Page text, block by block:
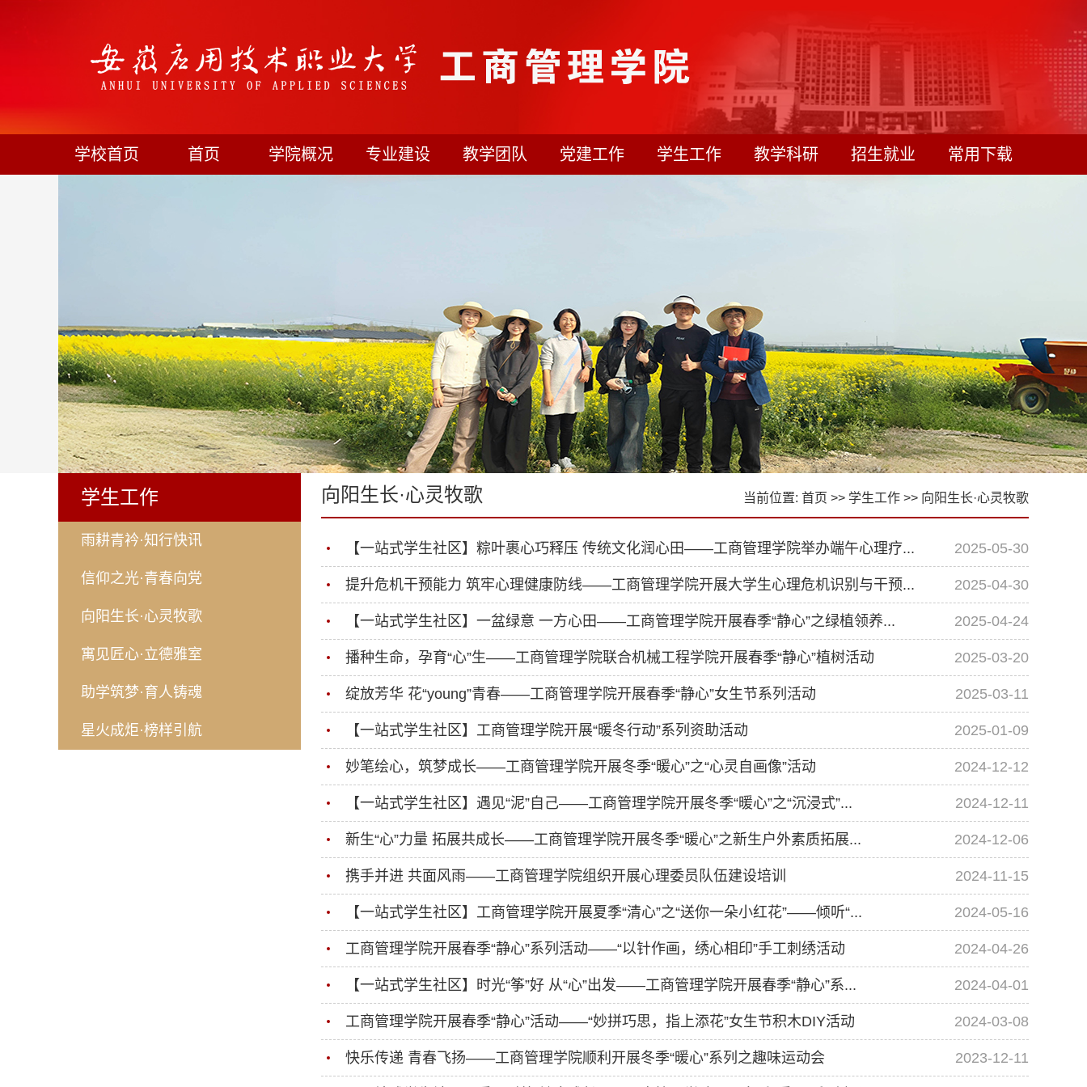
学校首页 首页 学院概况 专业建设 教学团队 党建工作 学生工作 教学科研 招生就业 常用下载
学生工作
雨耕青衿·知行快讯
信仰之光·青春向党
向阳生长·心灵牧歌
寓见匠心·立德雅室
助学筑梦·育人铸魂
星火成炬·榜样引航
向阳生长·心灵牧歌 当前位置: 首页 >> 学生工作 >> 向阳生长·心灵牧歌
【一站式学生社区】粽叶裹心巧释压 传统文化润心田——工商管理学院举办端午心理疗... 2025-05-30
提升危机干预能力 筑牢心理健康防线——工商管理学院开展大学生心理危机识别与干预... 2025-04-30
【一站式学生社区】一盆绿意 一方心田——工商管理学院开展春季“静心”之绿植领养... 2025-04-24
播种生命，孕育“心”生——工商管理学院联合机械工程学院开展春季“静心”植树活动 2025-03-20
绽放芳华 花“young”青春——工商管理学院开展春季“静心”女生节系列活动 2025-03-11
【一站式学生社区】工商管理学院开展“暖冬行动”系列资助活动 2025-01-09
妙笔绘心，筑梦成长——工商管理学院开展冬季“暖心”之“心灵自画像”活动 2024-12-12
【一站式学生社区】遇见“泥”自己——工商管理学院开展冬季“暖心”之“沉浸式”... 2024-12-11
新生“心”力量 拓展共成长——工商管理学院开展冬季“暖心”之新生户外素质拓展... 2024-12-06
携手并进 共面风雨——工商管理学院组织开展心理委员队伍建设培训 2024-11-15
【一站式学生社区】工商管理学院开展夏季“清心”之“送你一朵小红花”——倾听“... 2024-05-16
工商管理学院开展春季“静心”系列活动——“以针作画，绣心相印”手工刺绣活动 2024-04-26
【一站式学生社区】时光“筝”好 从“心”出发——工商管理学院开展春季“静心”系... 2024-04-01
工商管理学院开展春季“静心”活动——“妙拼巧思，指上添花”女生节积木DIY活动 2024-03-08
快乐传递 青春飞扬——工商管理学院顺利开展冬季“暖心”系列之趣味运动会 2023-12-11